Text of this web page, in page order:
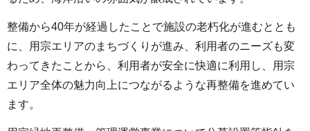
整備から40年が経過したことで施設の老朽化が進むととも
に、用宗エリアのまちづくりが進み、利用者のニーズも変
わってきたことから、利用者が安全に快適に利用し、用宗
エリア全体の魅力向上につながるような再整備を進めてい
ます。